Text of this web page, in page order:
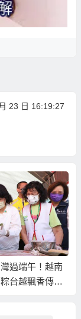
23 日 16:19:27
過端午！越南
台越飄香傳溫